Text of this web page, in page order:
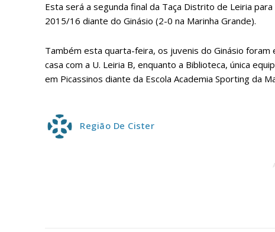
32
12
Esta será a segunda final da Taça Distrito de Leiria
2015/16 diante do Ginásio (2-0 na Marinha Grande).
Também esta quarta-feira, os juvenis do Ginásio
casa com a U. Leiria B, enquanto a Biblioteca, única
em Picassinos diante da Escola Academia Sporting da
Região De Cister